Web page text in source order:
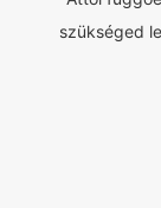
szükséged